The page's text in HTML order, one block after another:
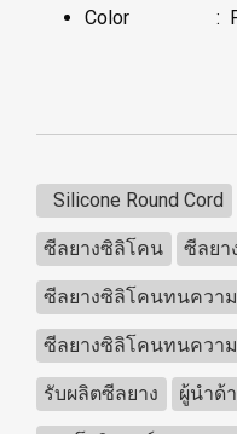
Color :
Silicone Round Cord
ซีลยางซิลิโคน ซีลยา
ซีลยางซิลิโคนทนควา
ซีลยางซิลิโคนทนควา
รับผลิตซีลยาง ผู้นำด้